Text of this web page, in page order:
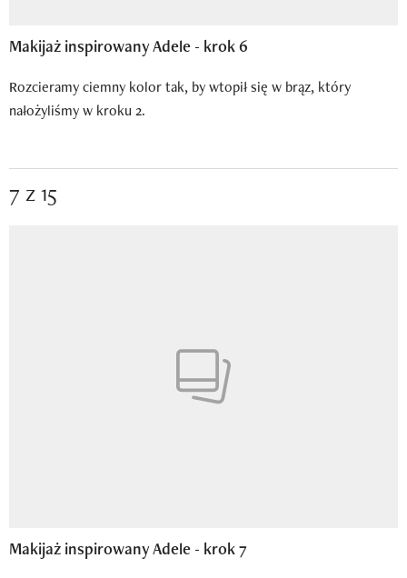
Makijaż inspirowany Adele - krok 6
Rozcieramy ciemny kolor tak, by wtopił się w brąz, który
nałożyliśmy w kroku 2.
7 z 15
Makijaż inspirowany Adele - krok 7